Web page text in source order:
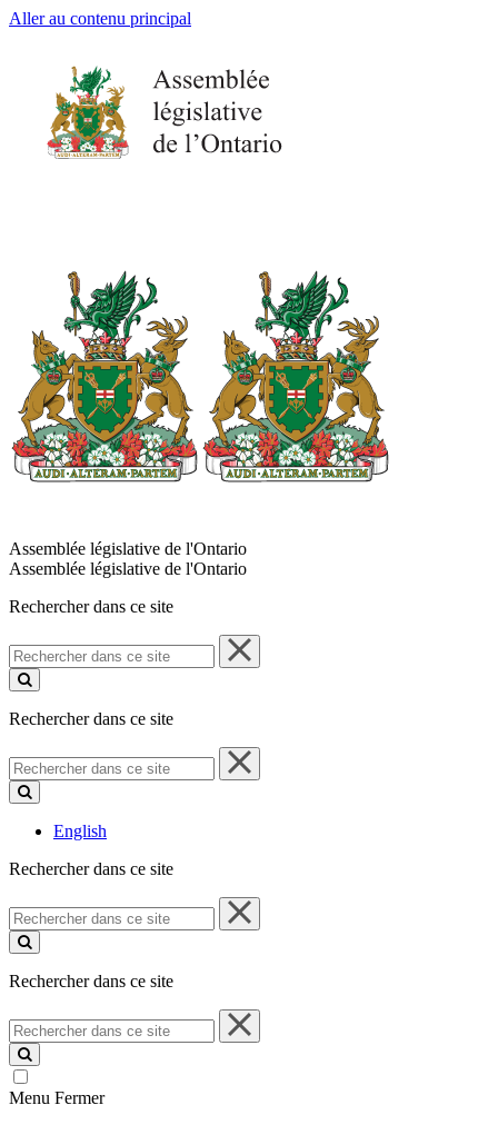
Aller au contenu principal
Assemblée législative de l'Ontario
Assemblée législative de l'Ontario
Rechercher dans ce site
Rechercher
dans
ce
Rechercher dans ce site
Rechercher
dans
ce
English
Rechercher dans ce site
Rechercher
dans
ce
Rechercher dans ce site
Rechercher
dans
ce
site
Menu Fermer